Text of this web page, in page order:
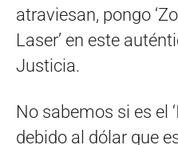
atraviesan, pongo
Laser’ en este
Justicia.
No sabemos si es el
debido al dólar que